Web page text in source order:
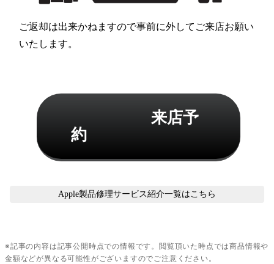
ご返却は出来かねますので事前に外してご来店お願い
いたします。
約
Apple製品修理サービス紹介一覧はこちら
※記事の内容は記事公開時点での情報です。閲覧頂いた時点では商品情報や
金額などが異なる可能性がございますのでご注意ください。